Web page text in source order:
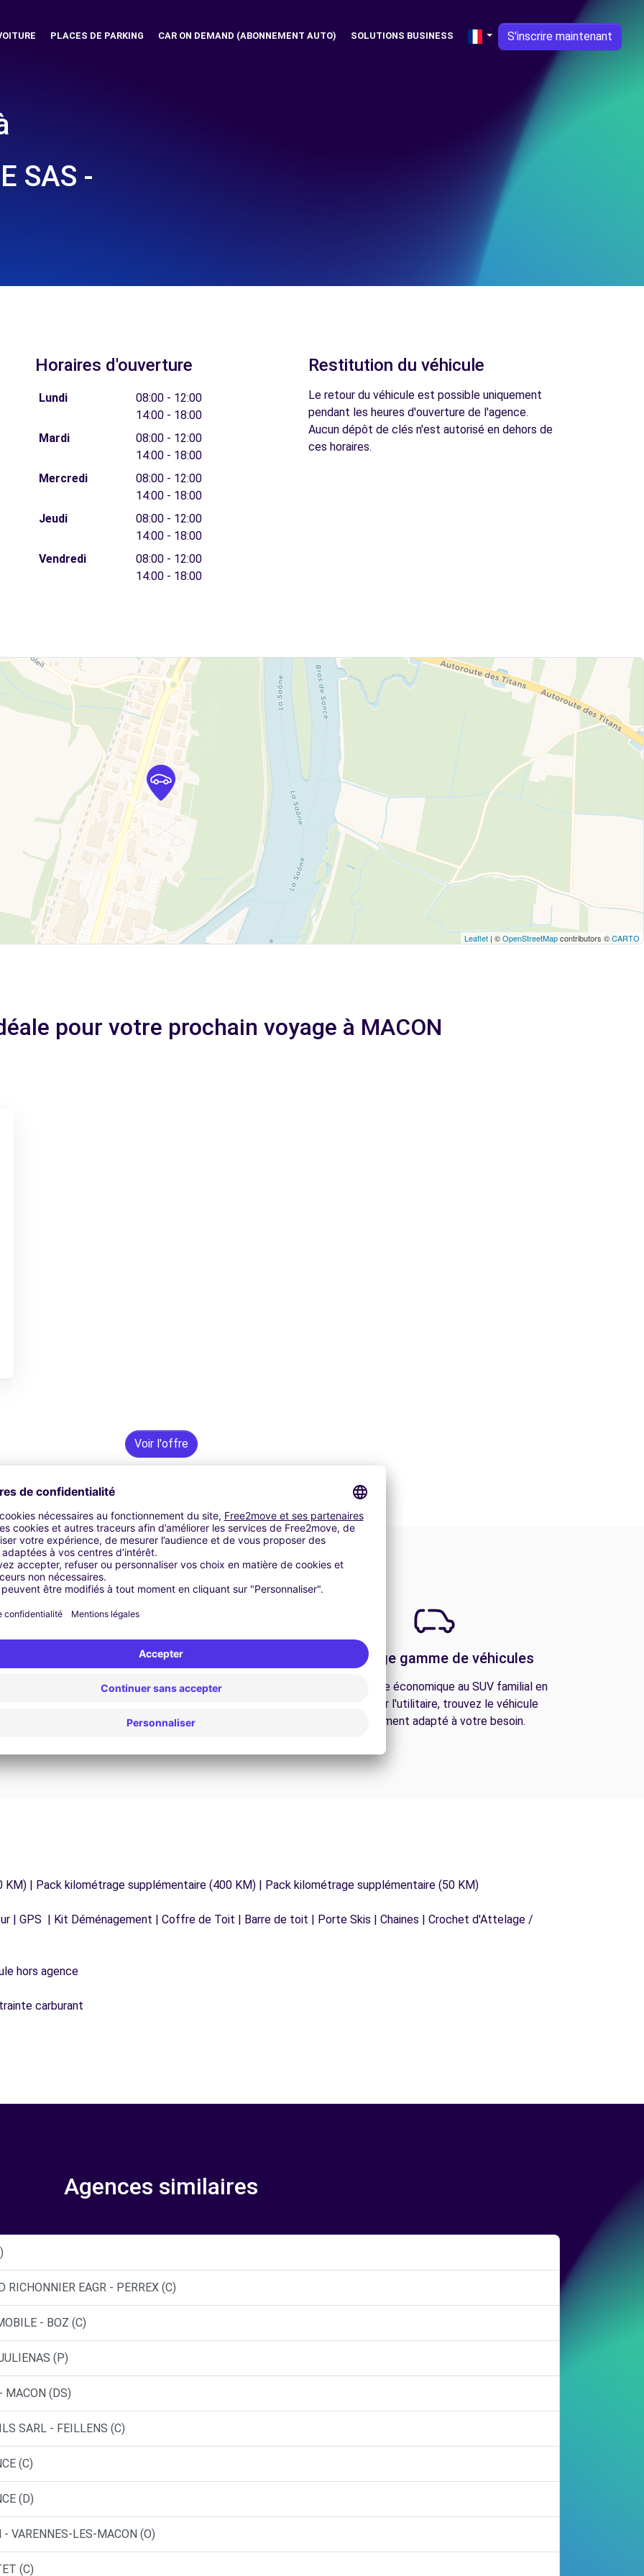
PLACES DE PARKING CAR ON DEMAND (ABONNEMENT AUTO) SOLUTIONS BUSINESS S'inscrire maintenant
SAS -
Horaires d'ouverture
Lundi
08:00 - 12:00
14:00 - 18:00
Mardi
08:00 - 12:00
14:00 - 18:00
Mercredi
08:00 - 12:00
14:00 - 18:00
Jeudi
08:00 - 12:00
14:00 - 18:00
Vendredi
08:00 - 12:00
14:00 - 18:00
Restitution du véhicule
Le retour du véhicule est possible uniquement
pendant les heures d'ouverture de l'agence.
Aucun dépôt de clés n'est autorisé en dehors de
ces horaires.
Leaflet | ©OpenStreetMapcontributors ©CARTO
pour votre prochain voyage à MACON
Voir l'offre
Assistance 24h/24 et 7j/7
Un problème sur la route ? Notre service
vous garantir un voyage sans interruption.
Une large gamme de véhicules
De la citadine économique au SUV familial en
passant par l'utilitaire, trouvez le véhicule
parfaitement adapté à votre besoin.
| Pack kilométrage supplémentaire (400 KM) | Pack kilométrage supplémentaire (50 KM)
| GPS | Kit Déménagement | Coffre de Toit | Barre de toit | Porte Skis | Chaines | Crochet d'Attelage /
hors agence
carburant
Agences similaires
EAGR - PERREX (C)
- BOZ (C)
(P)
MACON (DS)
SARL - FEILLENS (C)
(C)
(D)
VARENNES-LES-MACON (O)
(C)